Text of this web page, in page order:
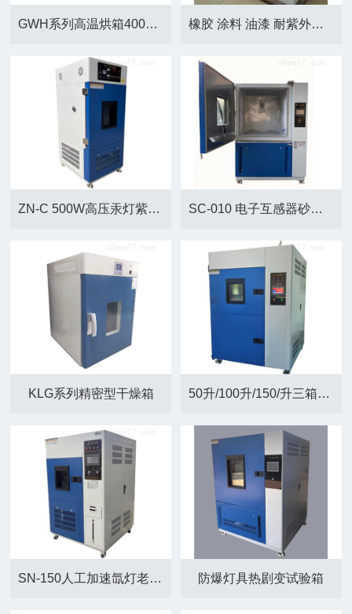
GWH系列高温烘箱400℃500℃北京厂家 橡胶 涂料 油漆 耐紫外线老化箱 ZN-P
ZN-C 500W高压汞灯紫外线辐射箱GB/T16777 SC-010 电子互感器砂尘试验箱（防尘箱）
KLG系列精密型干燥箱 50升/100升/150/升三箱式温度冲击试验箱
SN-150人工加速氙灯老化箱 防爆灯具热剧变试验箱